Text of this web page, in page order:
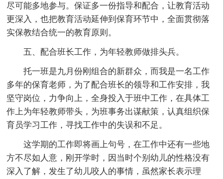
尽可能多地参与。保证多一份指导和配合，让教育活动
更深入，也把教育活动延伸到保育环节中，全面贯彻落
实保教结合统一的教育原则。
五、配合班长工作，为年轻教师做排头兵。
托一班是九月份刚组合的新群众，而我是一名工作
多年的保育老师，为了配合班长的领导和工作安排，我
坚守岗位，力争向上，全身投入于班中工作，在具体工
作上为年轻教师带头，为班事务出谋献策，认真组织保
育员学习工作，寻找工作中的失误和不足。
这学期的工作即将画上句号，在工作中还有一些地
方不尽如人意，刚开学时，因当时个别幼儿的性格没有
深入了解，发生了幼儿咬人的事情，虽然家长表示理